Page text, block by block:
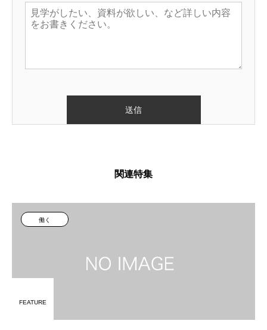
関連特集
働く
FEATURE